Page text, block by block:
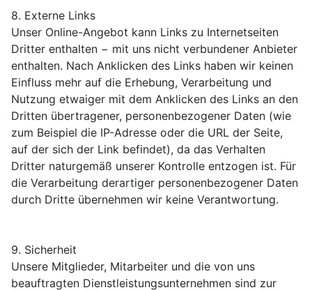
8. Externe Links
Unser Online-Angebot kann Links zu Internetseiten
Dritter enthalten − mit uns nicht verbundener Anbieter
enthalten. Nach Anklicken des Links haben wir keinen
Einfluss mehr auf die Erhebung, Verarbeitung und
Nutzung etwaiger mit dem Anklicken des Links an den
Dritten übertragener, personenbezogener Daten (wie
zum Beispiel die IP-Adresse oder die URL der Seite,
auf der sich der Link befindet), da das Verhalten
Dritter naturgemäß unserer Kontrolle entzogen ist. Für
die Verarbeitung derartiger personenbezogener Daten
durch Dritte übernehmen wir keine Verantwortung.
9. Sicherheit
Unsere Mitglieder, Mitarbeiter und die von uns
beauftragten Dienstleistungsunternehmen sind zur